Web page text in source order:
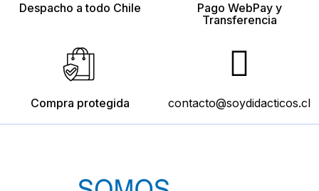
Despacho a todo Chile
Pago WebPay y
Transferencia
Compra protegida contacto@soydidacticos.cl